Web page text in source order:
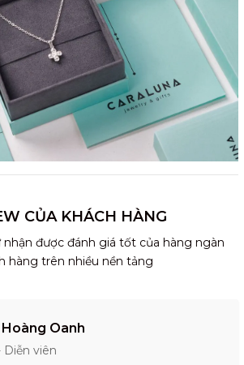
CỦA KHÁCH HÀNG
nhận được đánh giá tốt của hàng ngàn
hàng trên nhiều nền tảng
Oanh
Diễn viên